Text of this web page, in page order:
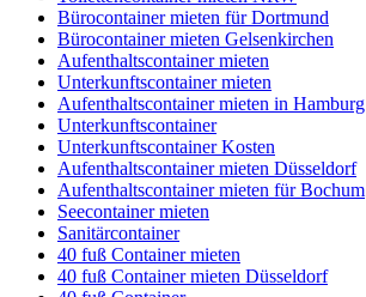
Bürocontainer mieten für Dortmund
Bürocontainer mieten Gelsenkirchen
Aufenthaltscontainer mieten
Unterkunftscontainer mieten
Aufenthaltscontainer mieten in Hamburg
Unterkunftscontainer
Unterkunftscontainer Kosten
Aufenthaltscontainer mieten Düsseldorf
Aufenthaltscontainer mieten für Bochum
Seecontainer mieten
Sanitärcontainer
40 fuß Container mieten
40 fuß Container mieten Düsseldorf